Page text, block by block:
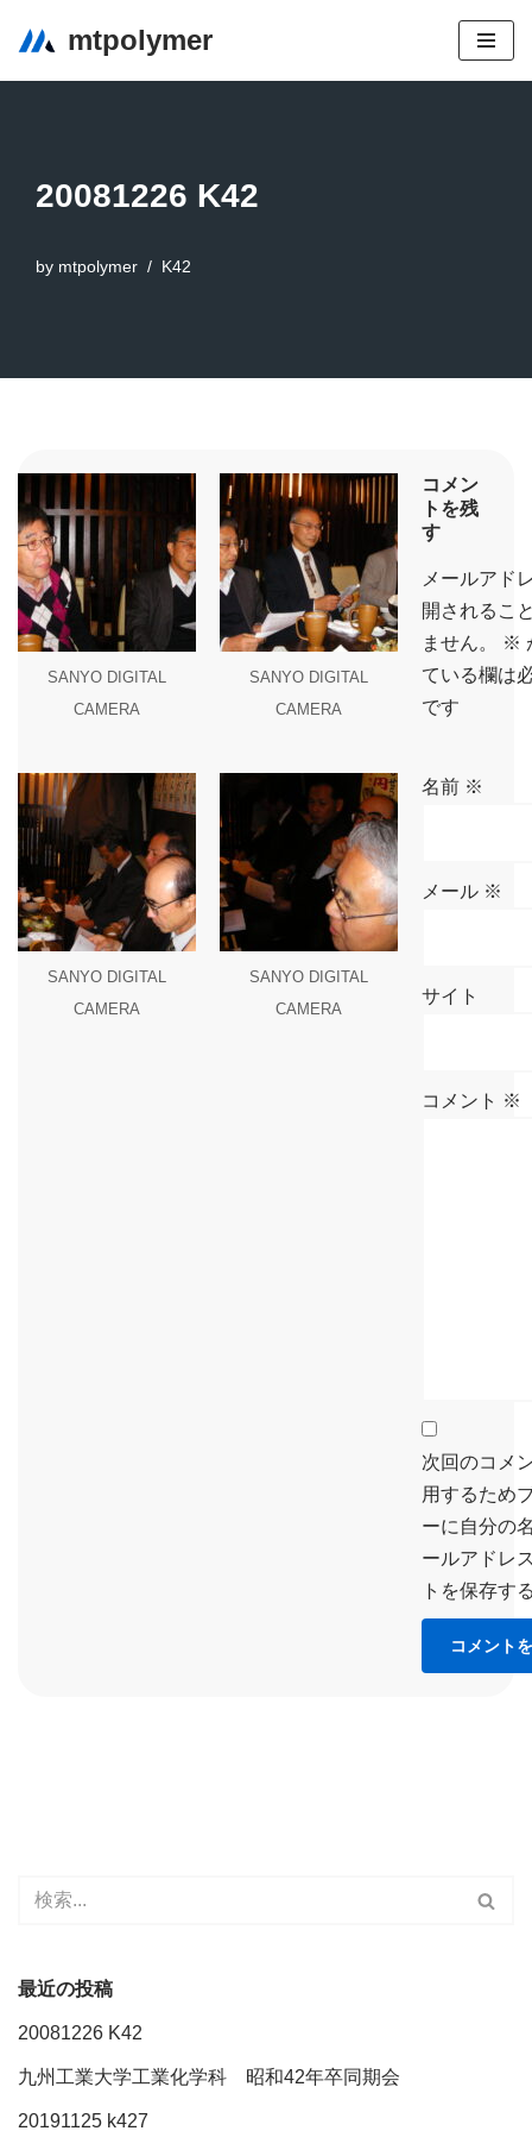
mtpolymer
20081226 K42
by mtpolymer K42
SANYO DIGITAL
CAMERA
SANYO DIGITAL
CAMERA
SANYO DIGITAL
CAMERA
SANYO DIGITAL
CAMERA
コメン
トを残
す
メールアド
開されるこ
ません。
※
ている欄は
です
名前 ※
メール ※
サイト
コメント ※
次回のコメ
用するため
ーに自分の
ールアドレ
トを保存す
最近の投稿
20081226 K42
九州工業大学工業化学科 昭和42年卒同期会
20191125 k427